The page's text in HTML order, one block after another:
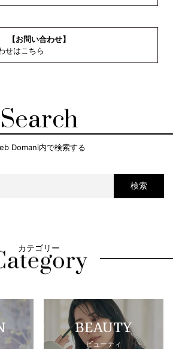
【お問い合わせ】
せはこちら
Search
Domani内で検索する
検索
カテゴリー
BEAUTY
ビューティ